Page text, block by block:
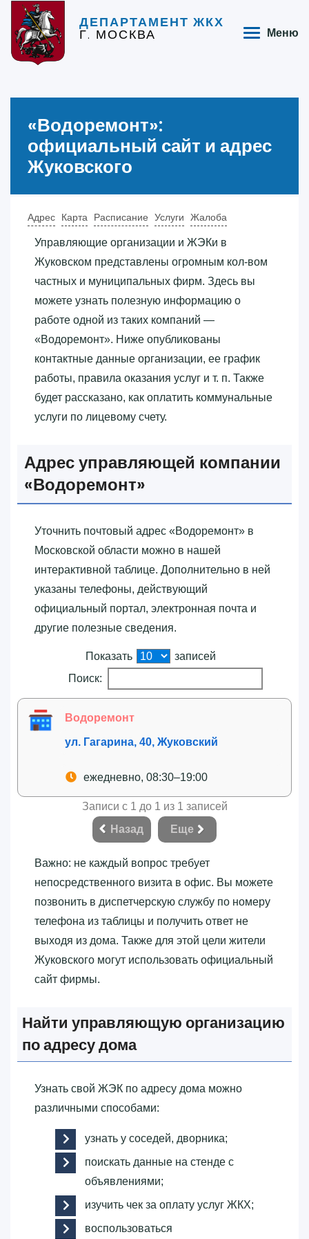
ДЕПАРТАМЕНТ ЖКХ
Г. МОСКВА Меню
«‎Водоремонт»‎:
официальный сайт и адрес
Жуковского
Адрес Карта Расписание Услуги Жалоба
Управляющие организации и ЖЭКи в
Жуковском представлены огромным кол-вом
частных и муниципальных фирм. Здесь вы
можете узнать полезную информацию о
работе одной из таких компаний —
«‎Водоремонт»‎. Ниже опубликованы
контактные данные организации, ее график
работы, правила оказания услуг и т. п. Также
будет рассказано, как оплатить коммунальные
услуги по лицевому счету.
Адрес управляющей компании
«‎Водоремонт»‎
Уточнить почтовый адрес «‎Водоремонт»‎ в
Московской области можно в нашей
интерактивной таблице. Дополнительно в ней
указаны телефоны, действующий
официальный портал, электронная почта и
другие полезные сведения.
Показать
записей
Поиск:
Водоремонт
ул. Гагарина, 40, Жуковский
ежедневно, 08:30–19:00
Записи с 1 до 1 из 1 записей
Назад
Еще
Важно: не каждый вопрос требует
непосредственного визита в офис. Вы можете
позвонить в диспетчерскую службу по номеру
телефона из таблицы и получить ответ не
выходя из дома. Также для этой цели жители
Жуковского могут использовать официальный
сайт фирмы.
Найти управляющую организацию
по адресу дома
Узнать свой ЖЭК по адресу дома можно
различными способами:
узнать у соседей, дворника;
поискать данные на стенде с
объявлениями;
изучить чек за оплату услуг ЖКХ;
воспользоваться